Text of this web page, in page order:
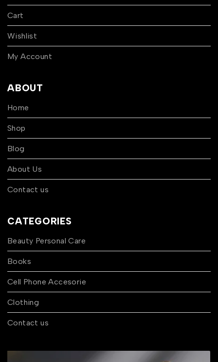
Cart
Wishlist
My Account
ABOUT
Home
Shop
Blog
About Us
Contact us
CATEGORIES
Beauty Personal Care
Books
Cell Phone Accesorie
Clothing
Contact us